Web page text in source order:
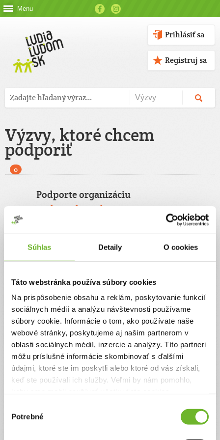
Súhlas Detaily O cookies
Táto webstránka používa súbory cookies
Na prispôsobenie obsahu a reklám, poskytovanie funkcií
sociálnych médií a analýzu návštevnosti používame
súbory cookie. Informácie o tom, ako používate naše
webové stránky, poskytujeme aj našim partnerom v
oblasti sociálnych médií, inzercie a analýzy. Títo partneri
môžu príslušné informácie skombinovať s ďalšími
údajmi, ktoré ste im poskytli alebo ktoré od vás získali,
keď ste používali ich služby. Veľmi by nám pomohlo,
súhlasu
Potrebné
Menu
Prihlásiť sa
Registruj sa
Výzvy, ktoré chcem
podporiť
0
Podporte organizáciu
ĽudiaĽudom.sk
Jednorazový Pravidelný
Celková suma
0 €
Zadajte svoje údaje
Už máte vytvorený svoj účet?Prihláste sa